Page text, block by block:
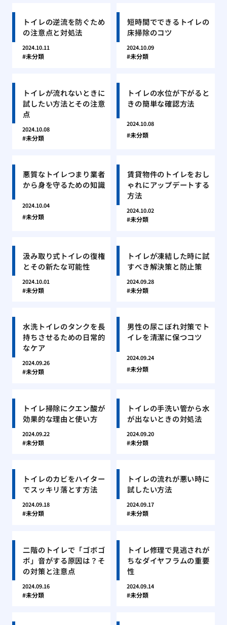
トイレの逆流を防ぐため
の注意点と対処法
2024.10.11
未分類
短時間でできるトイレの
床掃除のコツ
2024.10.09
未分類
トイレが流れないときに
試したい方法とその注意
点
2024.10.08
未分類
トイレの水位が下がると
きの簡単な確認方法
2024.10.08
未分類
悪質なトイレつまり業者
から身を守るための知識
2024.10.04
未分類
賃貸物件のトイレをおし
ゃれにアップデートする
方法
2024.10.02
未分類
汲み取り式トイレの復権
とその新たな可能性
2024.10.01
未分類
トイレが凍結した時に試
すべき解決策と防止策
2024.09.28
未分類
水洗トイレのタンクを長
持ちさせるための日常的
なケア
2024.09.26
未分類
男性の尿こぼれ対策でト
イレを清潔に保つコツ
2024.09.24
未分類
トイレ掃除にクエン酸が
効果的な理由と使い方
2024.09.22
未分類
トイレの手洗い管から水
が出ないときの対処法
2024.09.20
未分類
トイレのカビをハイター
でスッキリ落とす方法
2024.09.18
未分類
トイレの流れが悪い時に
試したい方法
2024.09.17
未分類
二階のトイレで「ゴボゴ
ボ」音がする原因は？そ
の対策と注意点
2024.09.16
未分類
トイレ修理で見逃されが
ちなダイヤフラムの重要
性
2024.09.14
未分類